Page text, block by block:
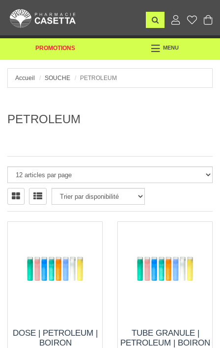
PROMOTIONS
TOGGLE
MENU
Accueil SOUCHE PETROLEUM
PETROLEUM
DOSE | PETROLEUM |
BOIRON
TUBE GRANULE |
PETROLEUM | BOIRON